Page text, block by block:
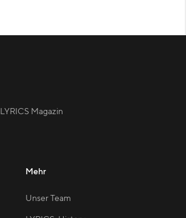
LYRICS Magazin
Mehr
Unser Team